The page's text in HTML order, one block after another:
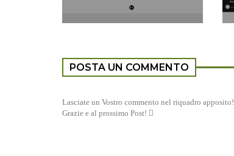
POSTA UN COMMENTO
Lasciate un Vostro commento nel riquadro apposito!
Grazie e al prossimo Post! 